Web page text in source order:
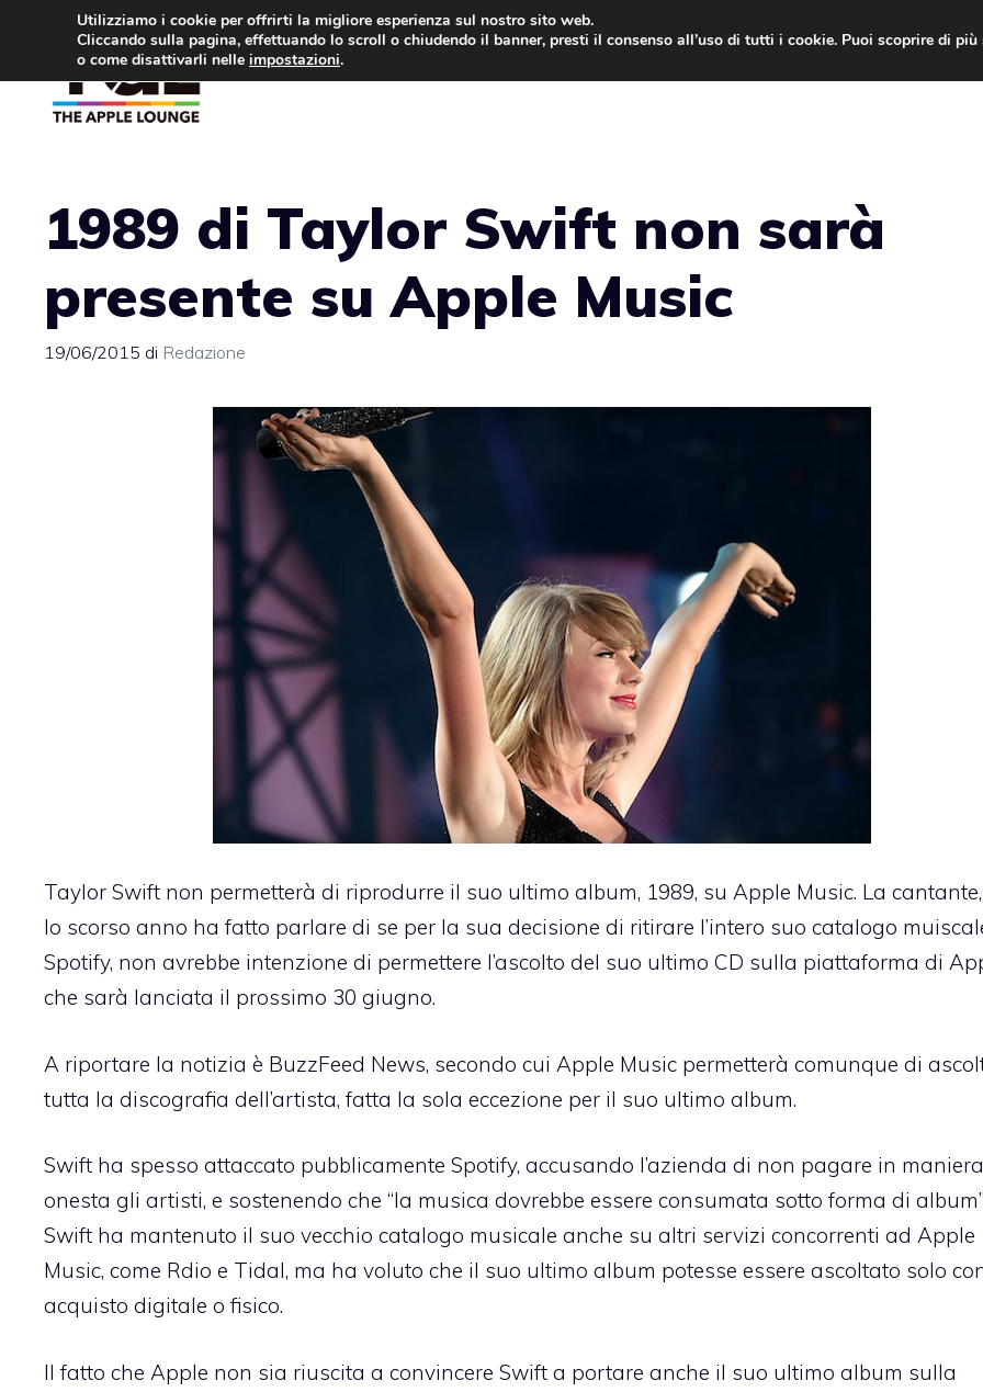
contenuto
1989 di Taylor Swift non sarà
presente su Apple Music
19/06/2015 di Redazione
Taylor Swift non permetterà di riprodurre il suo ultimo album, 1989, su Apple Music. La
lo scorso anno ha fatto parlare di se per la sua decisione di ritirare l’intero suo catalogo
Spotify, non avrebbe intenzione di permettere l’ascolto del suo ultimo CD sulla piattaforma di
che sarà lanciata il prossimo 30 giugno.
A riportare la notizia è BuzzFeed News, secondo cui Apple Music permetterà comunque di
tutta la discografia dell’artista, fatta la sola eccezione per il suo ultimo album.
Swift ha spesso attaccato pubblicamente Spotify, accusando l’azienda di non pagare in maniera
onesta gli artisti, e sostenendo che “la musica dovrebbe essere consumata sotto forma di
Swift ha mantenuto il suo vecchio catalogo musicale anche su altri servizi concorrenti ad Apple
Music, come Rdio e Tidal, ma ha voluto che il suo ultimo album potesse essere ascoltato solo
acquisto digitale o fisico.
Il fatto che Apple non sia riuscita a convincere Swift a portare anche il suo ultimo album sulla
Utilizziamo i cookie per offrirti la migliore esperienza sul nostro sito web.
Cliccando sulla pagina, effettuando lo scroll o chiudendo il banner, presti il consenso all’uso di tutti i cookie. Puoi scoprire di
o come disattivarli nelle impostazioni.